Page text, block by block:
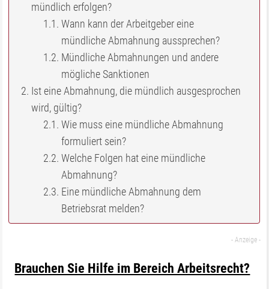
mündlich erfolgen?
Wann kann der Arbeitgeber eine
mündliche Abmahnung aussprechen?
Mündliche Abmahnungen und andere
mögliche Sanktionen
Ist eine Abmahnung, die mündlich ausgesprochen
wird, gültig?
Wie muss eine mündliche Abmahnung
formuliert sein?
Welche Folgen hat eine mündliche
Abmahnung?
Eine mündliche Abmahnung dem
Betriebsrat melden?
Brauchen Sie Hilfe im Bereich Arbeitsrecht?